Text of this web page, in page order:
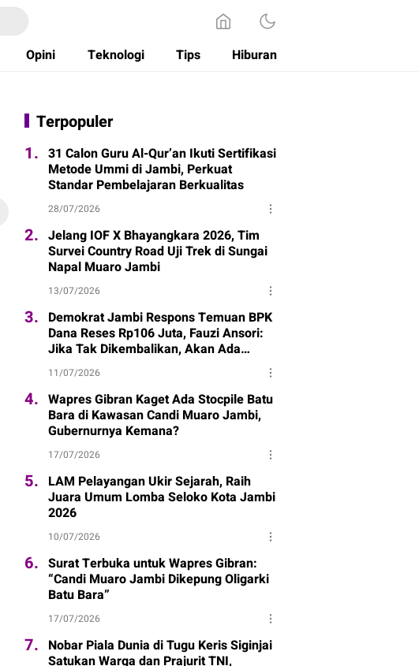
Opini Teknologi Tips Hiburan
Terpopuler
1. 31 Calon Guru Al-Qur’an Ikuti Sertifikasi
Metode Ummi di Jambi, Perkuat
Standar Pembelajaran Berkualitas
28/07/2026
2. Jelang IOF X Bhayangkara 2026, Tim
Survei Country Road Uji Trek di Sungai
Napal Muaro Jambi
13/07/2026
3. Demokrat Jambi Respons Temuan BPK
Dana Reses Rp106 Juta, Fauzi Ansori:
Jika Tak Dikembalikan, Akan Ada
Tindak Lanjut
11/07/2026
4. Wapres Gibran Kaget Ada Stocpile Batu
Bara di Kawasan Candi Muaro Jambi,
Gubernurnya Kemana?
17/07/2026
5. LAM Pelayangan Ukir Sejarah, Raih
Juara Umum Lomba Seloko Kota Jambi
2026
10/07/2026
6. Surat Terbuka untuk Wapres Gibran:
“Candi Muaro Jambi Dikepung Oligarki
Batu Bara”
17/07/2026
7. Nobar Piala Dunia di Tugu Keris Siginjai
Satukan Warga dan Prajurit TNI,